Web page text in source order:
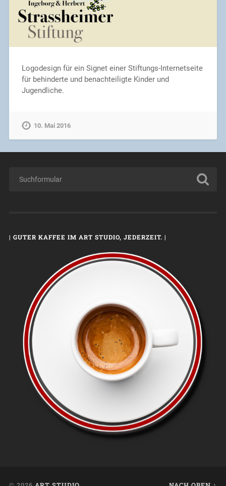
Logodesign für ein Signet einer Stiftungs-Internetseite
für behinderte und benachteiligte Kinder und
Jugendliche.
10. Mai 2016
| GUTER KAFFEE IM ART STUDIO, JEDERZEIT. |